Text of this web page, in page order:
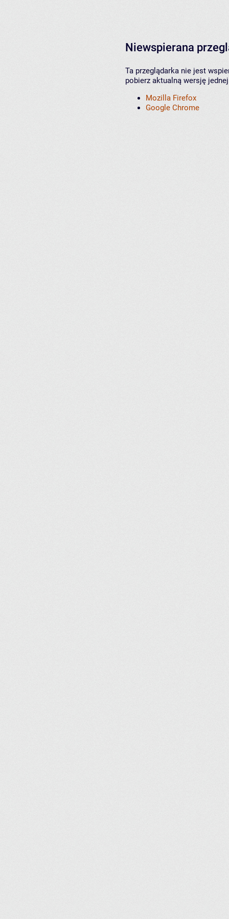
Niewspierana
Ta przeglądarka nie jest
pobierz aktualną wersję
Mozilla Firefox
Google Chrome